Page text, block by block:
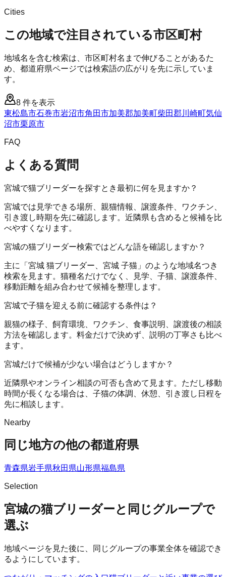
Cities
この地域で注目されている市区町村
地域名を含む検索は、市区町村名まで伸びることがあるた
め、都道府県ページでは検索語の広がりを先に示していま
す。
8 件を表示
東松島市石巻市岩沼市角田市加美郡加美町柴田郡川崎町気仙
沼市栗原市
FAQ
よくある質問
宮城で猫ブリーダーを探すとき最初に何を見ますか？
宮城では見学できる場所、親猫情報、譲渡条件、ワクチン、
引き渡し時期を先に確認します。近隣県も含めると候補を比
べやすくなります。
宮城の猫ブリーダー検索ではどんな語を確認しますか？
主に「宮城 猫ブリーダー、宮城 子猫」のような地域名つき
検索を見ます。猫種名だけでなく、見学、子猫、譲渡条件、
移動距離を組み合わせて候補を整理します。
宮城で子猫を迎える前に確認する条件は？
親猫の様子、飼育環境、ワクチン、食事説明、譲渡後の相談
方法を確認します。料金だけで決めず、説明の丁寧さも比べ
ます。
宮城だけで候補が少ない場合はどうしますか？
近隣県やオンライン相談の可否も含めて見ます。ただし移動
時間が長くなる場合は、子猫の体調、休憩、引き渡し日程を
先に相談します。
Nearby
同じ地方の他の都道府県
青森県岩手県秋田県山形県福島県
Selection
宮城の猫ブリーダーと同じグループで
選ぶ
地域ページを見た後に、同じグループの事業全体を確認でき
るようにしています。